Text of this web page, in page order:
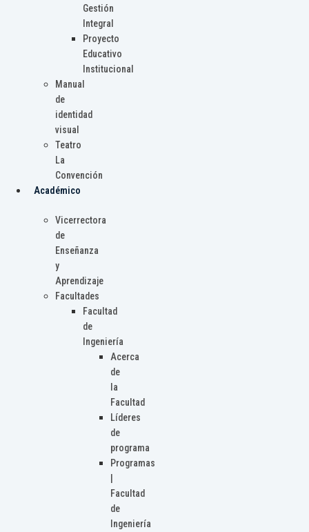
Gestión
Integral
Proyecto
Educativo
Institucional
Manual
de
identidad
visual
Teatro
La
Convención
Académico
Vicerrectora
de
Enseñanza
y
Aprendizaje
Facultades
Facultad
de
Ingeniería
Acerca
de
la
Facultad
Líderes
de
programa
Programas
Facultad
de
Ingeniería